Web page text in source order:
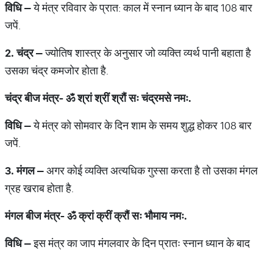
विधि–ये मंत्र रविवार के प्रात: काल में स्नान ध्यान के बाद 108 बार
जपें.
2.चंद्र–ज्योतिष शास्त्र के अनुसार जो व्यक्ति व्यर्थ पानी बहाता है
उसका चंद्र कमजोर होता है.
चंद्रबीजमंत्र-ॐश्रांश्रींश्रौंसःचंद्रमसेनमः.
विधि–ये मंत्र को सोमवार के दिन शाम के समय शुद्ध होकर 108 बार
जपें.
3.मंगल–अगर कोई व्यक्ति अत्यधिक गुस्सा करता है तो उसका मंगल
ग्रह खराब होता है.
मंगलबीजमंत्र-ॐक्रांक्रींक्रौंसःभौमायनमः.
विधि–इस मंत्र का जाप मंगलवार के दिन प्रातः स्नान ध्यान के बाद